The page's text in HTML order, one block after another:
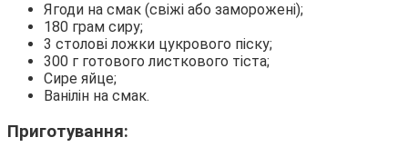
Ягоди на смак (свіжі або заморожені);
180 грам сиру;
3 столові ложки цукрового піску;
300 г готового листкового тіста;
Сире яйце;
Ванілін на смак.
Приготування: